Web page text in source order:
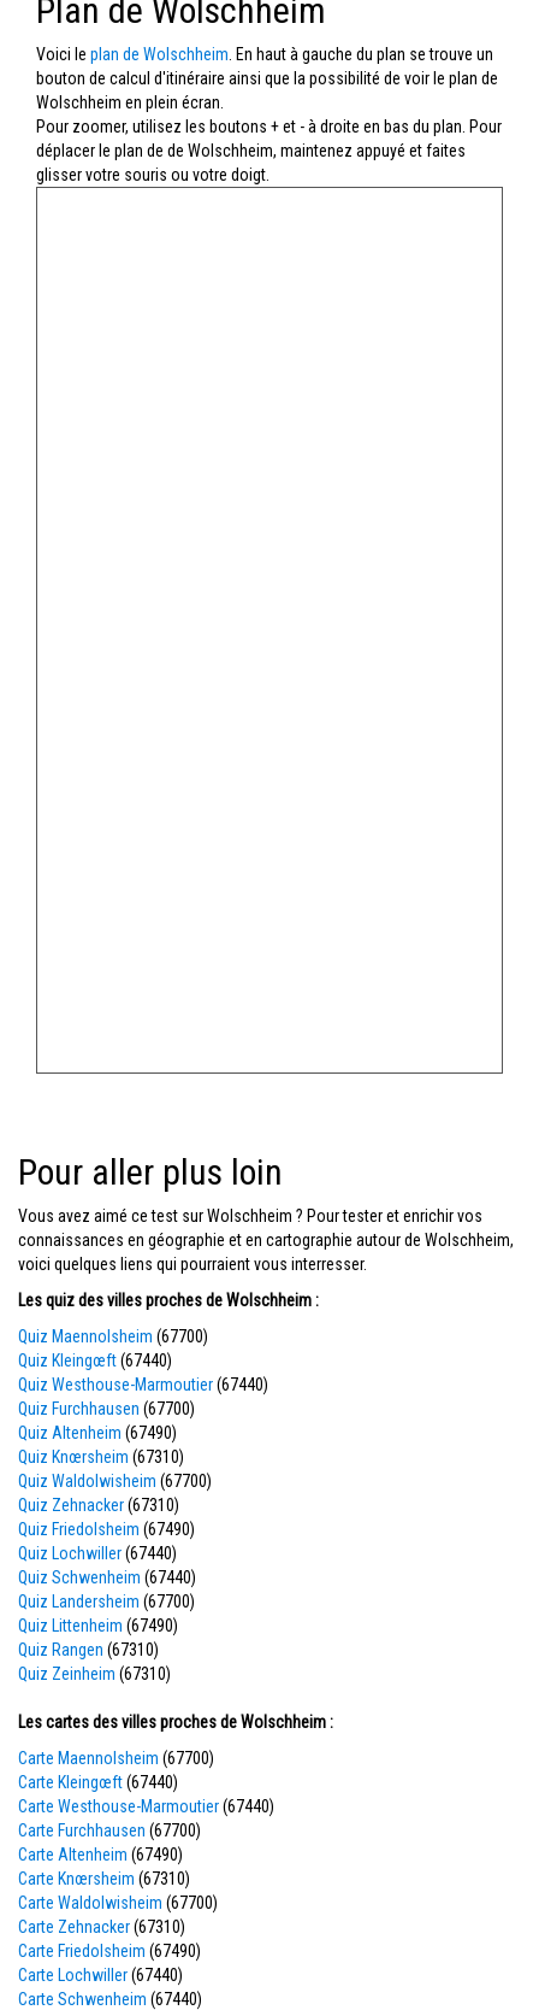
Plan de Wolschheim
Voici le plan de Wolschheim . En haut à gauche du plan se trouve un
bouton de calcul d'itinéraire ainsi que la possibilité de voir le plan de
Wolschheim en plein écran.
Pour zoomer, utilisez les boutons + et - à droite en bas du plan. Pour
déplacer le plan de de Wolschheim, maintenez appuyé et faites
glisser votre souris ou votre doigt.
Pour aller plus loin
Vous avez aimé ce test sur Wolschheim ? Pour tester et enrichir vos
connaissances en géographie et en cartographie autour de Wolschheim,
voici quelques liens qui pourraient vous interresser.
Les quiz des villes proches de Wolschheim :
Quiz Maennolsheim (67700)
Quiz Kleingœft(67440)
Quiz Westhouse-Marmoutier(67440)
Quiz Furchhausen (67700)
Quiz Altenheim (67490)
Quiz Knœrsheim (67310)
Quiz Waldolwisheim (67700)
Quiz Zehnacker(67310)
Quiz Friedolsheim (67490)
Quiz Lochwiller(67440)
Quiz Schwenheim (67440)
Quiz Landersheim (67700)
Quiz Littenheim (67490)
Quiz Rangen (67310)
Quiz Zeinheim (67310)
Les cartes des villes proches de Wolschheim :
Carte Maennolsheim (67700)
Carte Kleingœft(67440)
Carte Westhouse-Marmoutier(67440)
Carte Furchhausen (67700)
Carte Altenheim (67490)
Carte Knœrsheim (67310)
Carte Waldolwisheim (67700)
Carte Zehnacker(67310)
Carte Friedolsheim (67490)
Carte Lochwiller(67440)
Carte Schwenheim (67440)